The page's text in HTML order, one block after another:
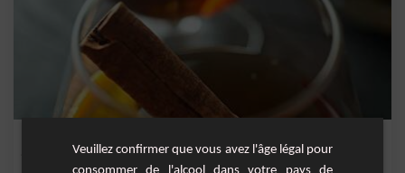
Veuillez confirmer que vous avez l'âge légal pour
consommer de l'alcool dans votre pays de